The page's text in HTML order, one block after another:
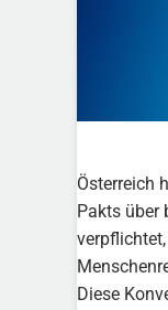
Österreich
Pakts über
Diese